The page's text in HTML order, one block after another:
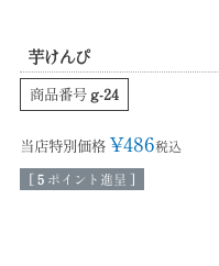
芋けんぴ
商品番号 g-24
当店特別価格 ¥486税込
[ 5 ポイント進呈 ]